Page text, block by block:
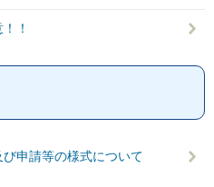
！
申請等の様式について